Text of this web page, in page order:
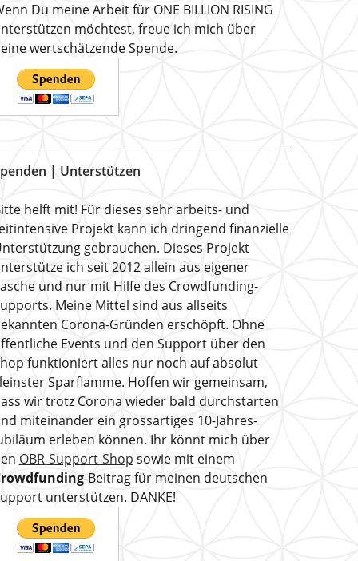
Du meine Arbeit für ONE BILLION RISING
möchtest, freue ich mich über
wertschätzende Spende.
| Unterstützen
helft mit! Für dieses sehr arbeits- und
Projekt kann ich dringend finanzielle
gebrauchen. Dieses Projekt
ich seit 2012 allein aus eigener
und nur mit Hilfe des Crowdfunding-
Meine Mittel sind aus allseits
Corona-Gründen erschöpft. Ohne
Events und den Support über den
funktioniert alles nur noch auf absolut
Sparflamme. Hoffen wir gemeinsam,
wir trotz Corona wieder bald durchstarten
miteinander ein grossartiges 10-Jahres-
erleben können. Ihr könnt mich über
OBR-Support-Shop sowie mit einem
-Beitrag für meinen deutschen
unterstützen. DANKE!